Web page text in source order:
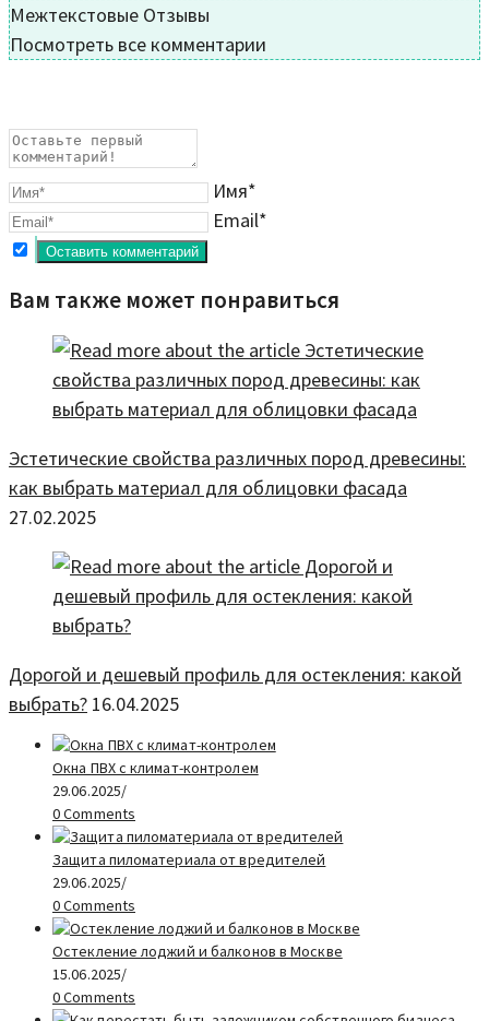
Межтекстовые Отзывы
Посмотреть все комментарии
Имя*
Email*
Вам также может понравиться
Эстетические свойства различных пород древесины:
как выбрать материал для облицовки фасада
27.02.2025
Дорогой и дешевый профиль для остекления: какой
выбрать? 16.04.2025
Окна ПВХ с климат-контролем
29.06.2025/
0 Comments
Защита пиломатериала от вредителей
29.06.2025/
0 Comments
Остекление лоджий и балконов в Москве
15.06.2025/
0 Comments